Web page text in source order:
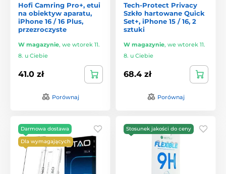
Hofi Camring Pro+, etui
na obiektyw aparatu,
iPhone 16 / 16 Plus,
przezroczyste
W magazynie, we wtorek 11.
8. u Ciebie
41.0 zł
Porównaj
Tech-Protect Privacy
Szkło hartowane Quick
Set+, iPhone 15 / 16, 2
sztuki
W magazynie, we wtorek 11.
8. u Ciebie
68.4 zł
Porównaj
Darmowa dostawa
Dla wymagających
Stosunek jakości do ceny